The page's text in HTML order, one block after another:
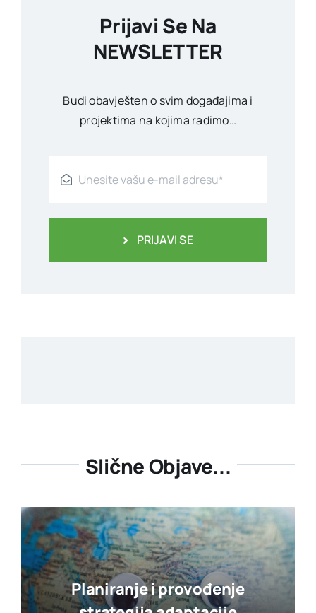
Prijavi Se Na
NEWSLETTER
Budi obavješten o svim događajima i
projektima na kojima radimo…
PRIJAVI SE
Slične Objave...
Planiranje i provođenje